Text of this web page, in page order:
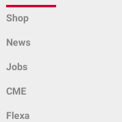
Shop
News
Jobs
CME
Flexa